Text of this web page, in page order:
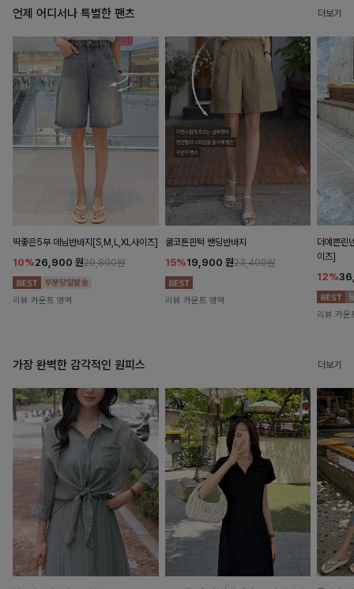
언제 어디서나 특별한 팬츠 더보기
딱좋은5부 데님반바지[S,M,L,XL사이즈]
10%26,900 원29,800원
리뷰 카운트 영역
쿨코튼핀턱 밴딩반바지
15%19,900 원23,400원
리뷰 카운트 영역
더예쁜린
이즈]
12%
리뷰 카운
가장 완벽한 감각적인 원피스 더보기